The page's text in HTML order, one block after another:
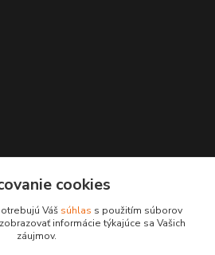
cookies
Váš súhlas s použitím súborov
informácie týkajúce sa Vašich
záujmov.